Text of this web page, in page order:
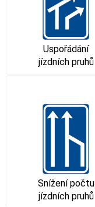
Uspořádání
jízdních pruhů
Snížení počtu
jízdních pruhů